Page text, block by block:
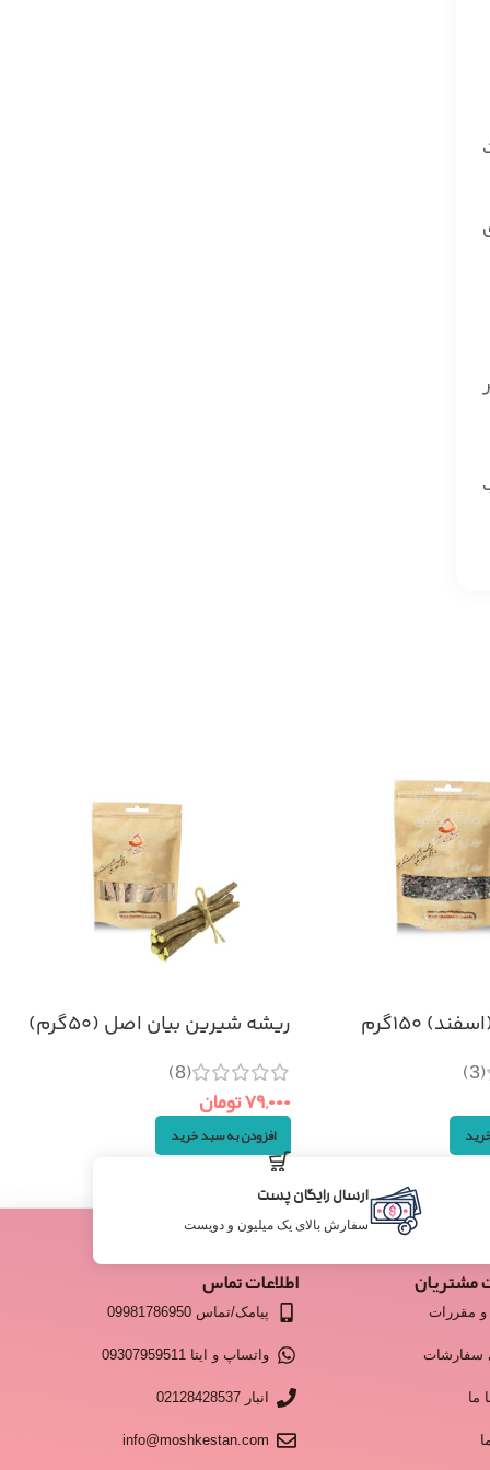
۱۵۰گرم
(3)
ریشه شیرین بیان اصل (۵۰گرم)
(8)
۷۹,۰۰۰تومان
افزودن به سبد خرید
ارسال رایگان پست
سفارش بالای یک میلیون و دویست
مشتریان
مقررات
سفارشات
ما
اطلاعات تماس
پیامک/تماس 09981786950
واتساپ و ایتا 09307959511
انبار 02128428537
info@moshkestan.com